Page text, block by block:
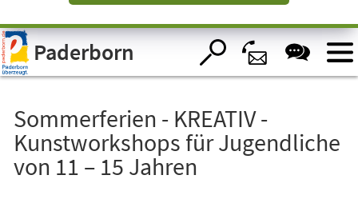
Visuelle
Assistenzsoftware
öffnen.Paderborn
Sommerferien - KREATIV -
Kunstworkshops für Jugendliche
von 11 – 15 Jahren